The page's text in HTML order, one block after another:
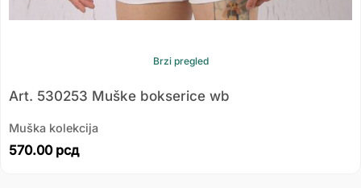
Brzi pregled
Art. 530253 Muške bokserice wb
Muška kolekcija
570.00 рсд